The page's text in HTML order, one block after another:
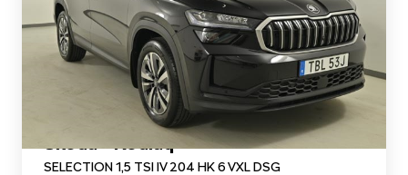
SELECTION 1,5 TSI IV 204 HK 6 VXL DSG